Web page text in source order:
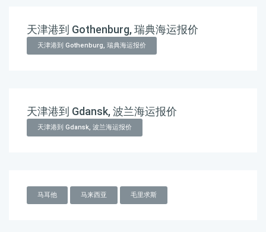
天津港到 Gothenburg, 瑞典海运报价
天津港到 Gothenburg, 瑞典海运报价
天津港到 Gdansk, 波兰海运报价
天津港到 Gdansk, 波兰海运报价
马耳他 马来西亚 毛里求斯